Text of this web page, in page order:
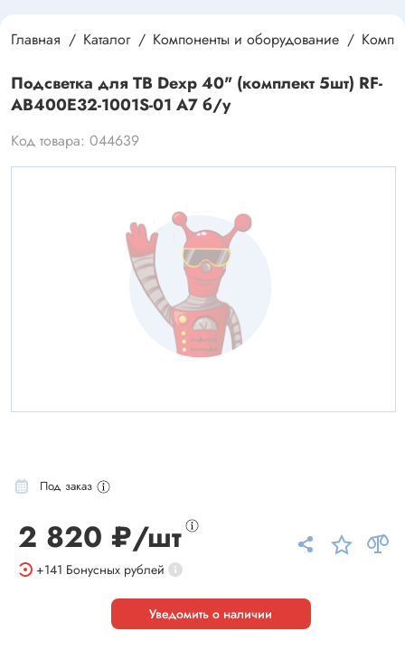
Главная Каталог Компоненты и оборудование
Подсветка для ТВ Dexp 40" (комплект 5шт) RF-
AB400E32-1001S-01 A7 б/у
Код товара: 044639
Под заказ
2 820 ₽/шт
+141 Бонусных рублей
Уведомить о наличии